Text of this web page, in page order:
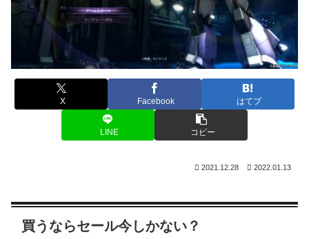
X Facebook はてブ
LINE コピー
2021.12.28 2022.01.13
買うならセール今しかない？